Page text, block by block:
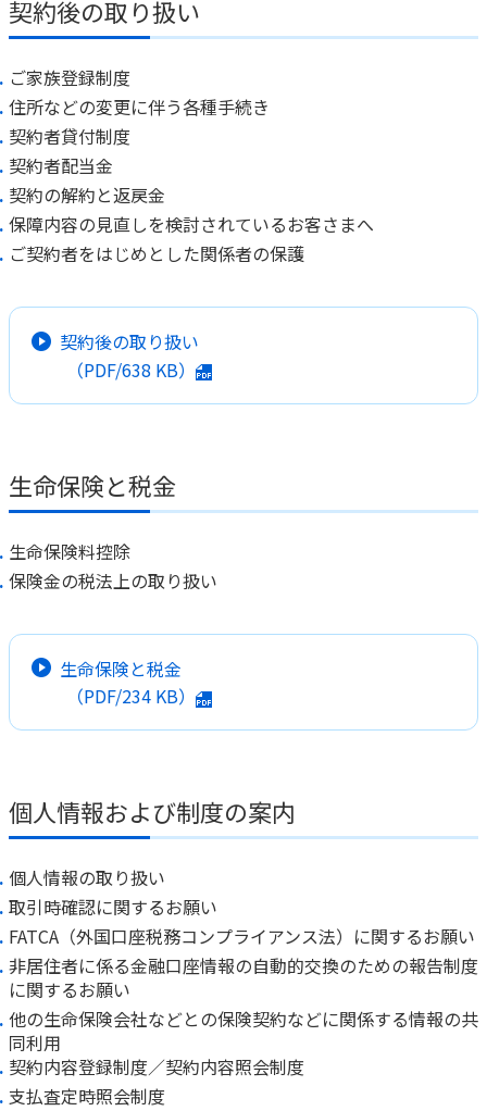
契約後の取り扱い
ご家族登録制度
住所などの変更に伴う各種手続き
契約者貸付制度
契約者配当金
契約の解約と返戻金
保障内容の見直しを検討されているお客さまへ
ご契約者をはじめとした関係者の保護
契約後の取り扱い
（PDF/638 KB）
生命保険と税金
生命保険料控除
保険金の税法上の取り扱い
生命保険と税金
（PDF/234 KB）
個人情報および制度の案内
個人情報の取り扱い
取引時確認に関するお願い
FATCA（外国口座税務コンプライアンス法）に関するお願い
非居住者に係る金融口座情報の自動的交換のための報告制度
に関するお願い
他の生命保険会社などとの保険契約などに関係する情報の共
同利用
契約内容登録制度／契約内容照会制度
支払査定時照会制度